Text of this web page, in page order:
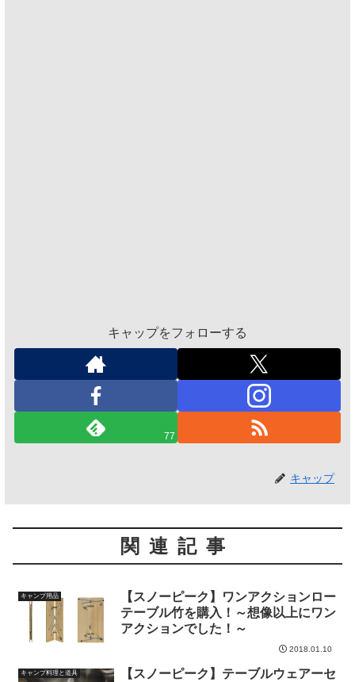
キャップをフォローする
77
キャップ
関連記事
キャンプ用品
【スノーピーク】ワンアクションロー
テーブル竹を購入！～想像以上にワン
アクションでした！～
2018.01.10
キャンプ料理と道具
【スノーピーク】テーブルウェアーセ